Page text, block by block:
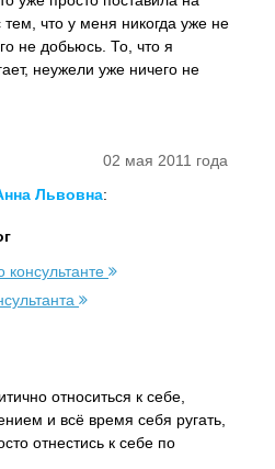
тем, что у меня никогда уже не
не добьюсь. То, что я
неужели уже ничего не
02 мая 2011 года
Львовна:
относиться к себе,
и всё время себя ругать,
отнестись к себе по